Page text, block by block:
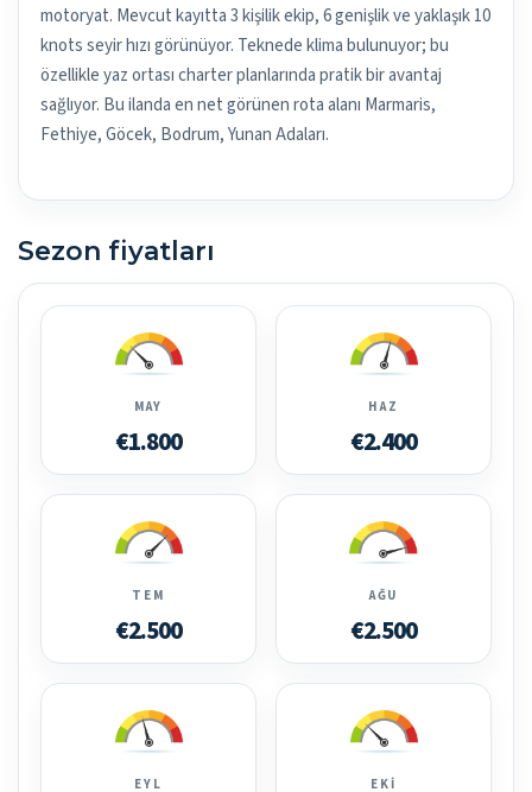
motoryat. Mevcut kayıtta 3 kişilik ekip, 6 genişlik ve yaklaşık 10
knots seyir hızı görünüyor. Teknede klima bulunuyor; bu
özellikle yaz ortası charter planlarında pratik bir avantaj
sağlıyor. Bu ilanda en net görünen rota alanı Marmaris,
Fethiye, Göcek, Bodrum, Yunan Adaları.
Sezon fiyatları
MAY
€1.800
HAZ
€2.400
TEM
€2.500
AĞU
€2.500
EYL EKI